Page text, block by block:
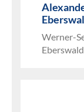
Werner-